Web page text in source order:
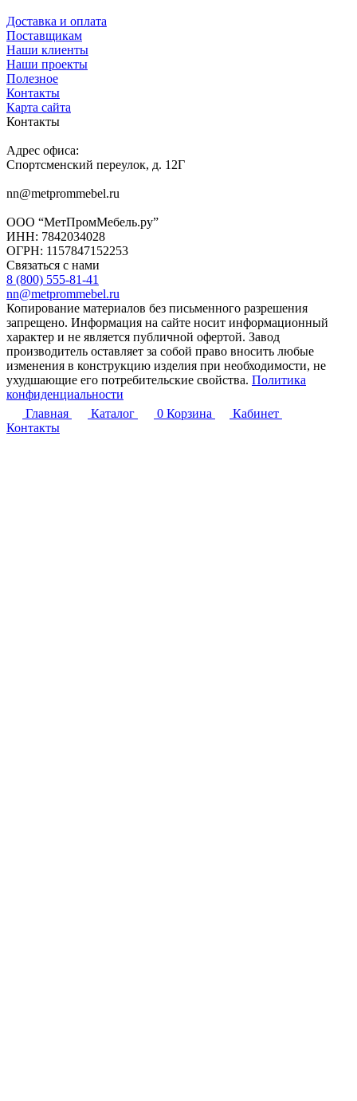
Доставка и оплата
Поставщикам
Наши клиенты
Наши проекты
Полезное
Контакты
Карта сайта
Контакты
Адрес офиса:
Спортсменский переулок, д. 12Г
nn@metprommebel.ru
ООО “МетПромМебель.ру”
ИНН: 7842034028
ОГРН: 1157847152253
Связаться с нами
8 (800) 555-81-41
nn@metprommebel.ru
Копирование материалов без письменного разрешения
запрещено. Информация на сайте носит информационный
характер и не является публичной офертой. Завод
производитель оставляет за собой право вносить любые
изменения в конструкцию изделия при необходимости, не
ухудшающие его потребительские свойства. Политика
конфиденциальности
Главная
Каталог 0 Корзина
Кабинет
Контакты